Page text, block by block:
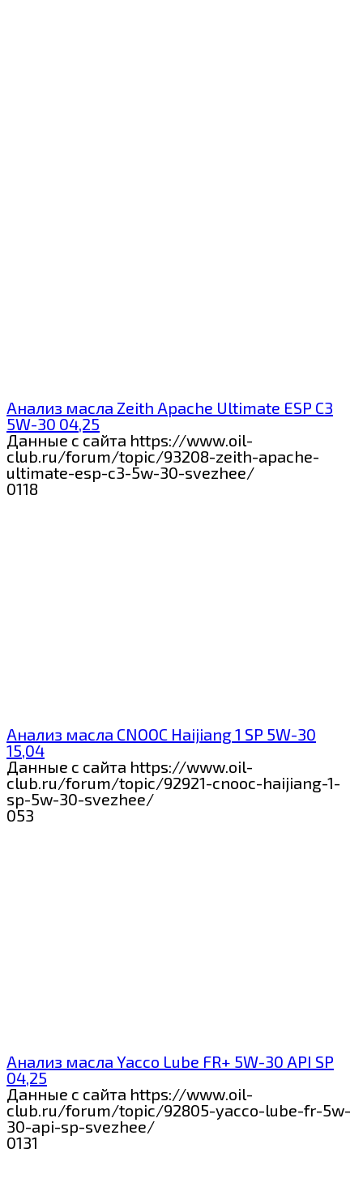
Анализ масла Zeith Apache Ultimate ESP C3
5W-30 04,25
Данные с сайта https://www.oil-
club.ru/forum/topic/93208-zeith-apache-
ultimate-esp-c3-5w-30-svezhee/
0118
Анализ масла CNOOC Haijiang 1 SP 5W-30
15,04
Данные с сайта https://www.oil-
club.ru/forum/topic/92921-cnooc-haijiang-1-
sp-5w-30-svezhee/
053
Анализ масла Yacco Lube FR+ 5W-30 API SP
04,25
Данные с сайта https://www.oil-
club.ru/forum/topic/92805-yacco-lube-fr-5w-
30-api-sp-svezhee/
0131